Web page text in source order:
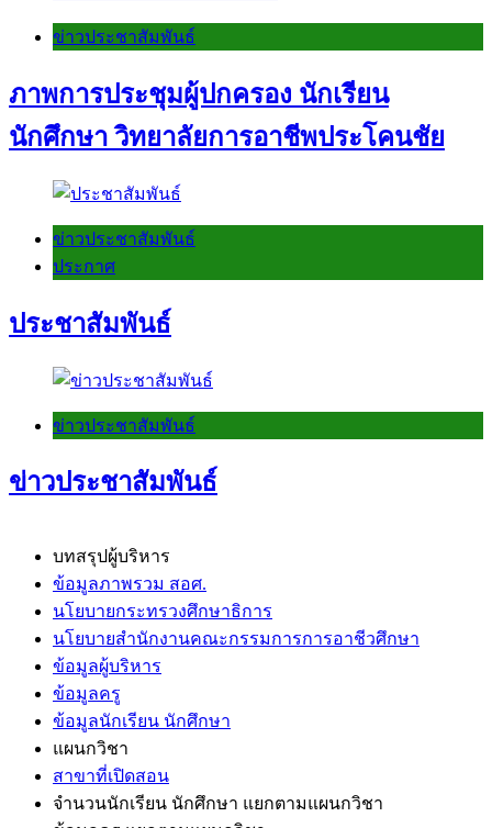
ข่าวประชาสัมพันธ์
ภาพการประชุมผู้ปกครอง นักเรียน
นักศึกษา วิทยาลัยการอาชีพประโคนชัย
ข่าวประชาสัมพันธ์
ประกาศ
ประชาสัมพันธ์
ข่าวประชาสัมพันธ์
ข่าวประชาสัมพันธ์
บทสรุปผู้บริหาร
ข้อมูลภาพรวม สอศ.
นโยบายกระทรวงศึกษาธิการ
นโยบายสำนักงานคณะกรรมการการอาชีวศึกษา
ข้อมูลผู้บริหาร
ข้อมูลครู
ข้อมูลนักเรียน นักศึกษา
แผนกวิชา
สาขาที่เปิดสอน
จำนวนนักเรียน นักศึกษา แยกตามแผนกวิชา